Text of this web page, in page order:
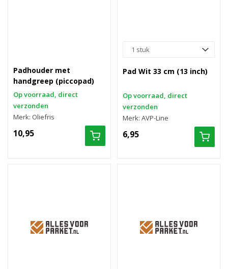
Padhouder met
handgreep (piccopad)
Op voorraad, direct
verzonden
Merk: Oliefris
10,95
Pad Wit 33 cm (13 inch)
Op voorraad, direct
verzonden
Merk: AVP-Line
6,95